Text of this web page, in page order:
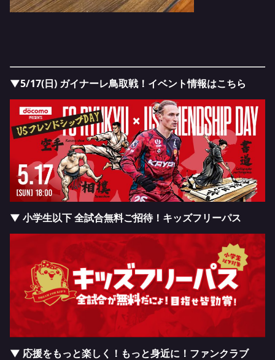
▼5/17(日) ガイナーレ鳥取戦！イベント情報はこちら
▼ 小学生以下 全試合無料ご招待！キッズフリーパス
▼ 応援をもっと楽しく！もっと身近に！ファンクラブ